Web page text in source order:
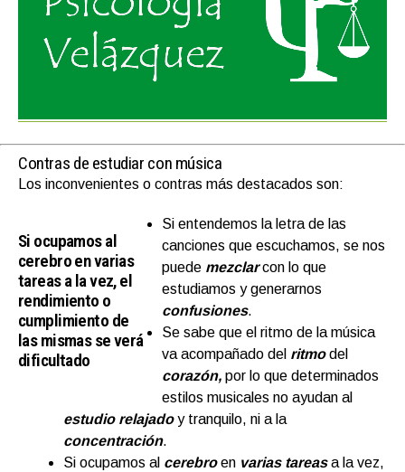
Contras de estudiar con música
Los inconvenientes o contras más destacados son:
Si ocupamos al
cerebro en varias
tareas a la vez, el
rendimiento o
cumplimiento de
las mismas se verá
dificultado
Si entendemos la letra de las
canciones que escuchamos, se nos
puede mezclarcon lo que
estudiamos y generarnos
confusiones.
Se sabe que el ritmo de la música
va acompañado del ritmo del
corazón, por lo que determinados
estilos musicales no ayudan al
estudio relajadoy tranquilo, ni a la
concentración.
Si ocupamos al cerebroen varias tareasa la vez,